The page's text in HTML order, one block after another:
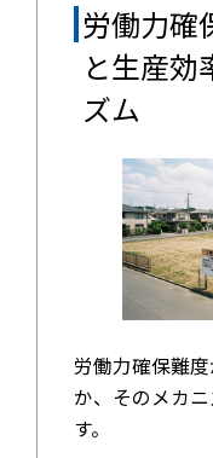
労働力確
と生産効
ズム
労働力確保難
か、そのメカ
す。